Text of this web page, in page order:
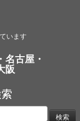
います
名古屋・
阪